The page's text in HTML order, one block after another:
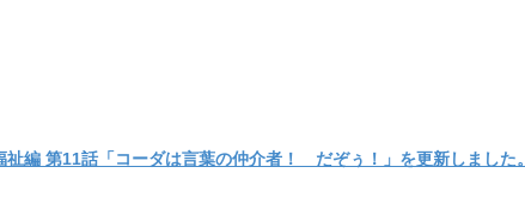
祉編 第11話「コーダは言葉の仲介者！ だぞぅ！」を更新しました。